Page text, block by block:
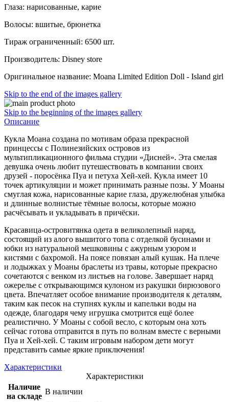
Глаза: нарисованные, карие
Волосы: вшитые, брюнетка
Тираж ограниченный: 6500 шт.
Производитель: Disney store
Оригинальное название: Moana Limited Edition Doll - Island girl
Skip to the end of the images gallery
Skip to the beginning of the images gallery
Описание
Кукла Моана создана по мотивам образа прекрасной
принцессы с Полинезийских островов из
мультипликационного фильма студии «Дисней». Эта смелая
девушка очень любит путешествовать в компании своих
друзей - поросёнка Пуа и петуха Хей-хей. Кукла имеет 10
точек артикуляции и может принимать разные позы. У Моаны
смуглая кожа, нарисованные карие глаза, дружелюбная улыбка
и длинные волнистые тёмные волосы, которые можно
расчёсывать и укладывать в причёски.
Красавица-островитянка одета в великолепный наряд,
состоящий из алого вышитого топа с отделкой бусинами и
юбки из натуральной мешковины с ажурным узором и
кистями с бахромой. На поясе повязан алый кушак. На плече
и лодыжках у Моаны браслеты из травы, которые прекрасно
сочетаются с венком из листьев на голове. Завершает наряд
ожерелье с открывающимся кулоном из ракушки бирюзового
цвета. Впечатляет особое внимание производителя к деталям,
таким как песок на ступнях куклы и капельки воды на
одежде, благодаря чему игрушка смотрится ещё более
реалистично. У Моаны с собой весло, с которым она хоть
сейчас готова отправится в путь по волнам вместе с верными
Пуа и Хей-хей. С таким игровым набором дети могут
представить самые яркие приключения!
Характеристики
Характеристики
Наличие
на складе
В наличии